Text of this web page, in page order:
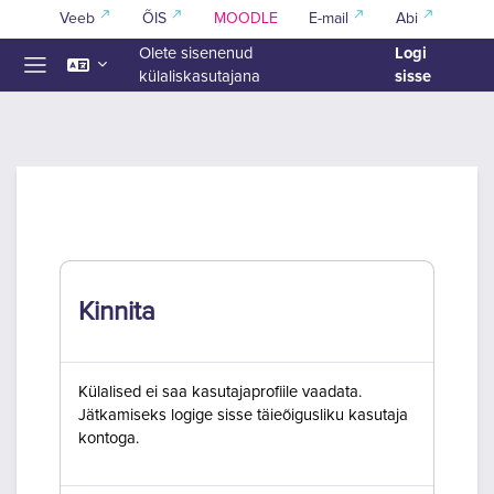
Jäta vahele peasisuni
Veeb ÕIS MOODLE E-mail Abi
Olete sisenenud
külaliskasutajana
Logi
sisse
Kinnita
Külalised ei saa kasutajaprofiile vaadata.
Jätkamiseks logige sisse täieõigusliku kasutaja
kontoga.